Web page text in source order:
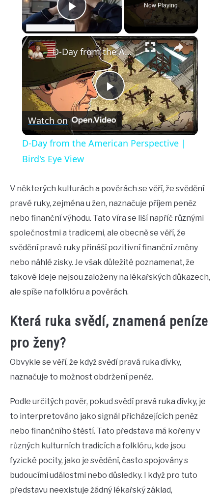
Play Video
Now Playing
×
Play
Video
D-Day from the American Perspective | Bird's Eye View
Watch on
D-Day from the American Perspective |
Bird's Eye View
V některých kulturách a pověrách se věří, že svědění
pravé ruky, zejména u žen, naznačuje příjem peněz
nebo finanční výhodu. Tato víra se liší napříč různými
společnostmi a tradicemi, ale obecně se věří, že
svědění pravé ruky přináší pozitivní finanční změny
nebo náhlé zisky. Je však důležité poznamenat, že
takové ideje nejsou založeny na lékařských důkazech,
ale spíše na folklóru a pověrách.
Která ruka svědí, znamená peníze
pro ženy?
Obvykle se věří, že když svědí pravá ruka dívky,
naznačuje to možnost obdržení peněz.
Podle určitých pověr, pokud svědí pravá ruka dívky, je
to interpretováno jako signál přicházejících peněz
nebo finančního štěstí. Tato představa má kořeny v
různých kulturních tradicích a folklóru, kde jsou
fyzické pocity, jako je svědění, často spojovány s
budoucími událostmi nebo důsledky. I když pro tuto
představu neexistuje žádný lékařský základ,